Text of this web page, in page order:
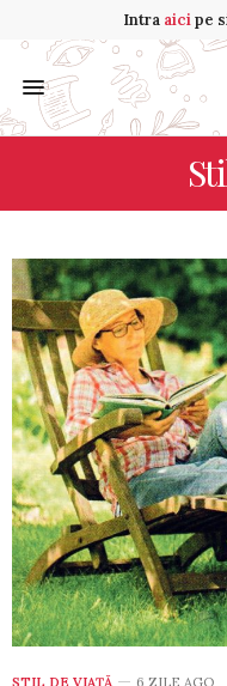
Intra aicipe
STIL DE VIA­ŢĂ 6 ZILE AGO